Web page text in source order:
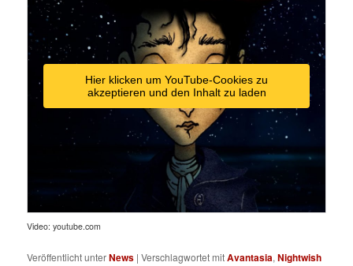
Hier klicken um YouTube-Cookies zu
akzeptieren und den Inhalt zu laden
Video: youtube.com
Veröffentlicht unterNews |Verschlagwortet mitAvantasia,Nightwish